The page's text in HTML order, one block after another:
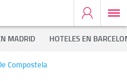
MADRID HOTELES EN
Compostela